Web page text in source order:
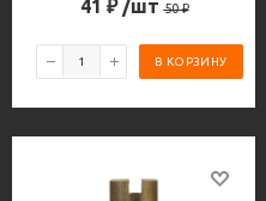
41 ₽ /шт 50₽
В КОРЗИНУ